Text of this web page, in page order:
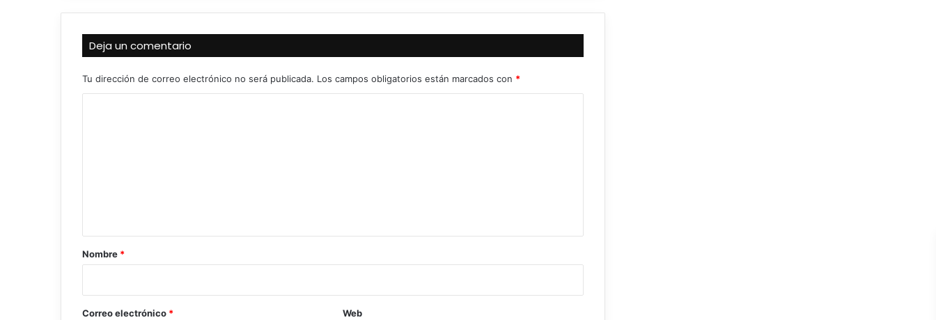
Deja un comentario
Tu dirección de correo electrónico no será publicada. Los campos obligatorios están marcados con *
r
*
Nombre *
Correo electrónico * Web